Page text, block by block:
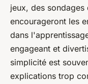
jeux, des
encourageront les
dans
engageant et
simplicité est
explications trop